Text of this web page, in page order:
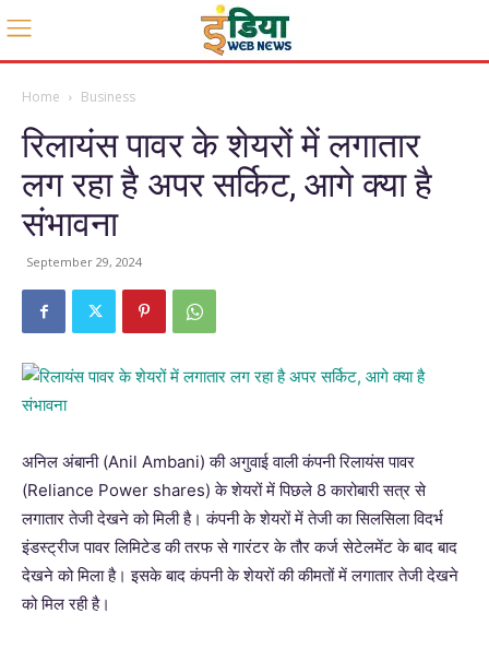
Home Business
रिलायंस पावर के शेयरों में लगातार
लग रहा है अपर सर्किट, आगे क्या है
संभावना
September 29, 2024
अनिल अंबानी (Anil Ambani) की अगुवाई वाली कंपनी रिलायंस पावर
(Reliance Power shares) के शेयरों में पिछले 8 कारोबारी सत्र से
लगातार तेजी देखने को मिली है। कंपनी के शेयरों में तेजी का सिलसिला विदर्भ
इंडस्ट्रीज पावर लिमिटेड की तरफ से गारंटर के तौर कर्ज सेटेलमेंट के बाद बाद
देखने को मिला है। इसके बाद कंपनी के शेयरों की कीमतों में लगातार तेजी देखने
को मिल रही है।